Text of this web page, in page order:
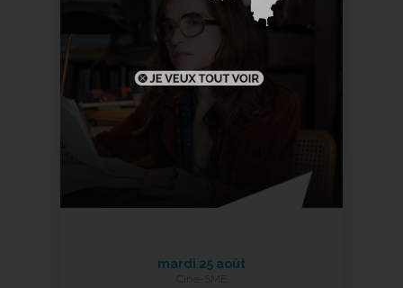
En savoir +
mardi 25 août
Ciné-SME